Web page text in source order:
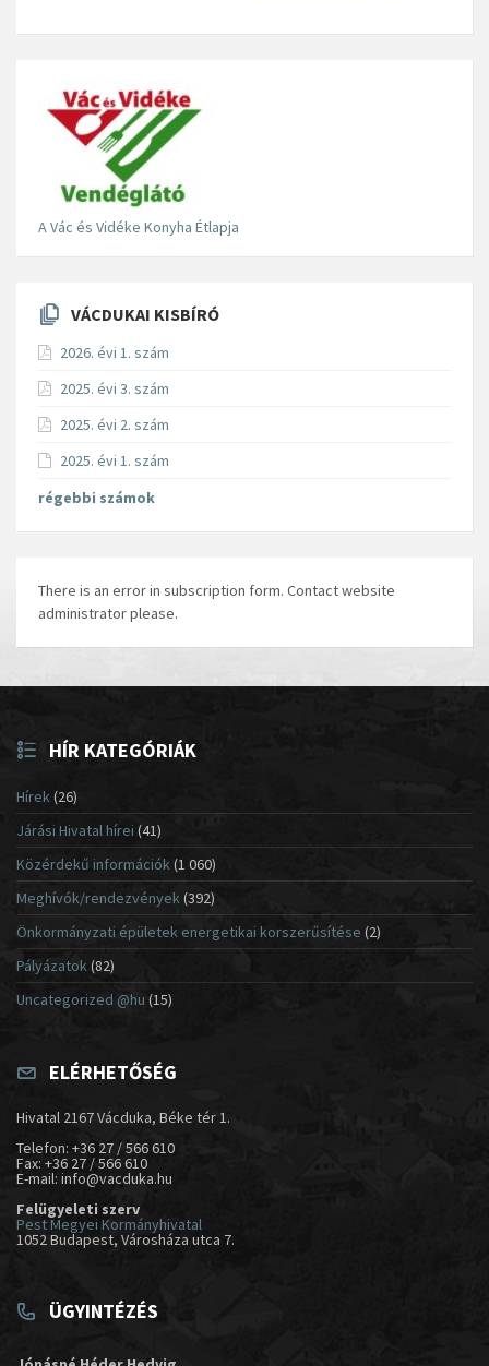
A Vác és Vidéke Konyha Étlapja
VÁCDUKAI KISBÍRÓ
2026. évi 1. szám
2025. évi 3. szám
2025. évi 2. szám
2025. évi 1. szám
régebbi számok
There is an error in subscription form. Contact website
administrator please.
HÍR KATEGÓRIÁK
Hírek(26)
Járási Hivatal hírei (41)
Közérdekű információk(1 060)
Meghívók/rendezvények (392)
Önkormányzati épületek energetikai korszerűsítése (2)
Pályázatok (82)
Uncategorized @hu (15)
ELÉRHETŐSÉG
Hivatal 2167 Vácduka, Béke tér 1.
Telefon: +36 27 / 566 610
Fax: +36 27 / 566 610
E-mail: info@vacduka.hu
Felügyeleti szerv
Pest Megyei Kormányhivatal
1052 Budapest, Városháza utca 7.
ÜGYINTÉZÉS